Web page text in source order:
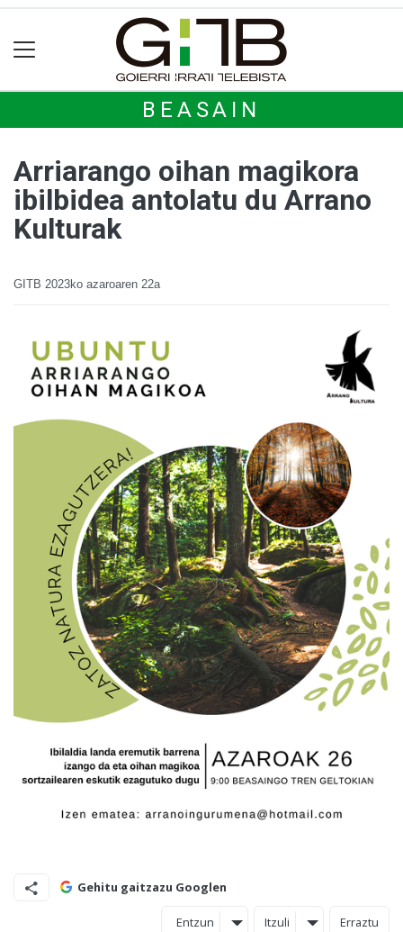
BEASAIN
Arriarango oihan magikora
ibilbidea antolatu du Arrano
Kulturak
GITB 2023ko azaroaren 22a
Gehitu gaitzazu Googlen
Entzun Itzuli Erraztu